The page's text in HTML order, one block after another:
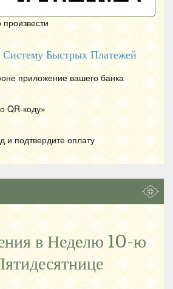
Систему Быстрых Платежей
приложение вашего банка
QR-коду»
и подтвердите оплату
в Неделю 10-ю